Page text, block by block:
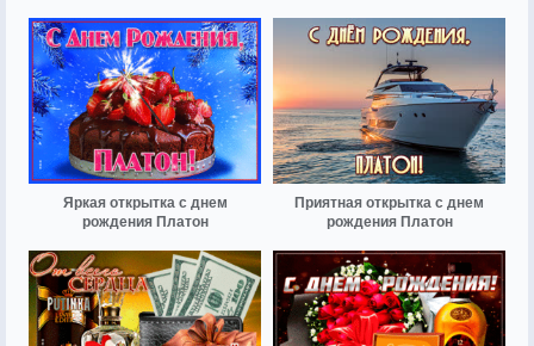
Яркая открытка с днем
рождения Платон
Приятная открытка с днем
рождения Платон